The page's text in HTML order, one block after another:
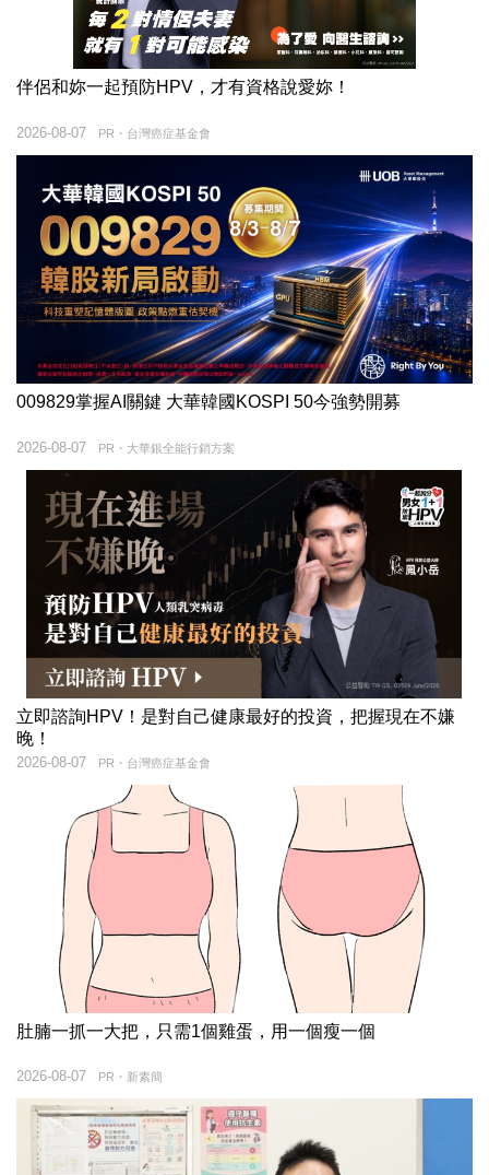
伴侶和妳一起預防HPV，才有資格說愛妳！
PR・台灣癌症基金會
2026-08-07
009829掌握AI關鍵 大華韓國KOSPI 50今強勢開募
PR・大華銀全能行銷方案
2026-08-07
立即諮詢HPV！是對自己健康最好的投資，把握現在不嫌
晚！
PR・台灣癌症基金會
2026-08-07
肚腩一抓一大把，只需1個雞蛋，用一個瘦一個
PR・新素簡
2026-08-07